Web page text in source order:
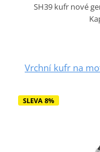
SH39 kufr nové
Vrchní kufr na
SLEVA 8%